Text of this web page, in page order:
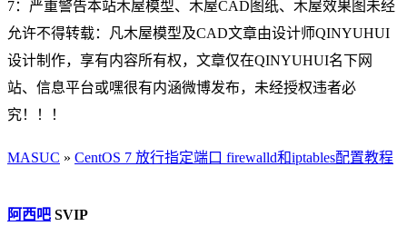
7：严重警告本站木屋模型、木屋CAD图纸、木屋效果图未经
允许不得转载：凡木屋模型及CAD文章由设计师QINYUHUI
设计制作，享有内容所有权，文章仅在QINYUHUI名下网
站、信息平台或嘿很有内涵微博发布，未经授权违者必
究！！！
MASUC » CentOS 7 放行指定端口 firewalld和iptables配置教程
阿西吧 SVIP